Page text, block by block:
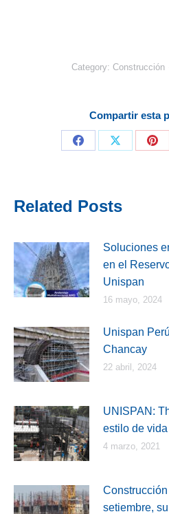
Category: Construcción
Compartir esta
Share
Share
Related Posts
Soluciones
en el
Unispan
16 mayo, 2024
Unispan
Chancay
22 abril, 2024
UNISPAN:
estilo de
4 marzo, 2021
setiembre,